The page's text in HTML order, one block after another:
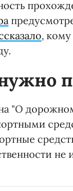
,
"О
не